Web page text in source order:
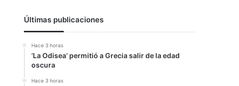
Últimas publicaciones
Hace 3 horas
‘La Odisea’ permitió a Grecia salir de la edad
oscura
Hace 3 horas